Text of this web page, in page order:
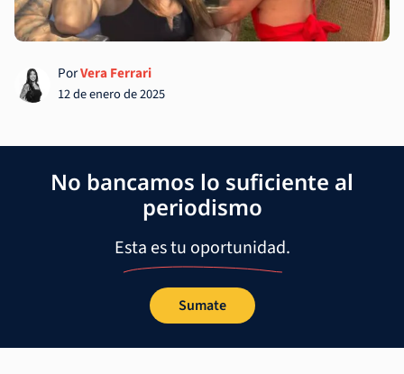
PorVera Ferrari
12 de enero de 2025
No bancamos lo suficiente al
periodismo
Esta es tu oportunidad.
Sumate